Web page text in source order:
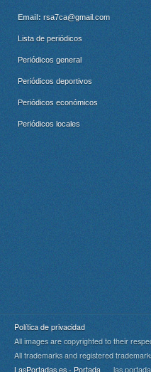
Email: rsa7ca@gmail.com
Lista de periódicos
Periódicos general
Periódicos deportivos
Periódicos económicos
Periódicos locales
Política de privacidad
All images are copyrighted to their
All trademarks and registered
LasPortadas.es - Portada las